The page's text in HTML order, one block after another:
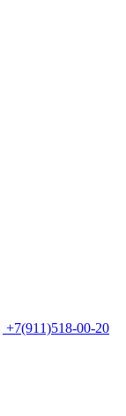
+7(911)518-00-20